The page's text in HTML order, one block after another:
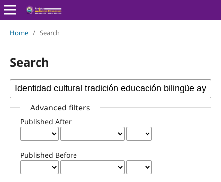
Home / Search
Search
Advanced filters
Published After
Published Before